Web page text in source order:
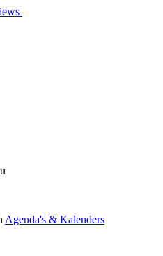
Agenda's & Kalenders